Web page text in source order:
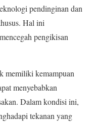
pendinginan dan
Hal ini
pengikisan
memiliki kemampuan
menyebabkan
Dalam kondisi ini,
tekanan yang